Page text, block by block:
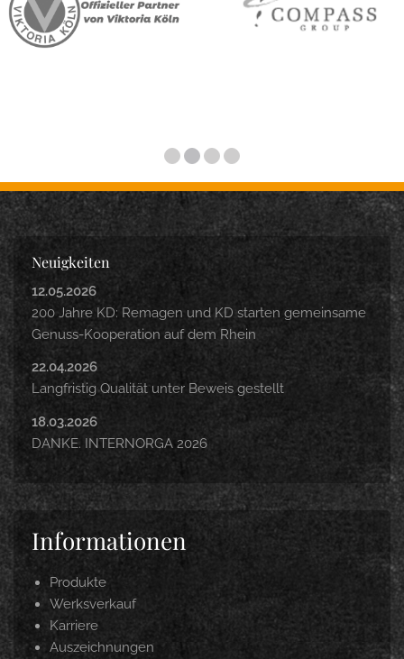
Neuigkeiten
12.05.2026
200 Jahre KD: Remagen und KD starten gemeinsame
Genuss-Kooperation auf dem Rhein
22.04.2026
Langfristig Qualität unter Beweis gestellt
18.03.2026
DANKE. INTERNORGA 2026
Informationen
Produkte
Werksverkauf
Karriere
Auszeichnungen